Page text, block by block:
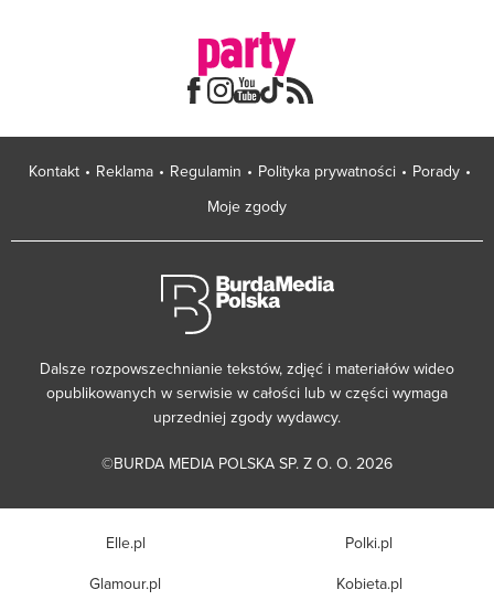
Kontakt Reklama Regulamin Polityka prywatności
Porady
Moje zgody
Dalsze rozpowszechnianie tekstów, zdjęć i materiałów wideo
opublikowanych w serwisie w całości lub w części wymaga
uprzedniej zgody wydawcy.
©BURDA MEDIA POLSKA SP. Z O. O. 2026
Elle.pl
Glamour.pl
Polki.pl
Kobieta.pl